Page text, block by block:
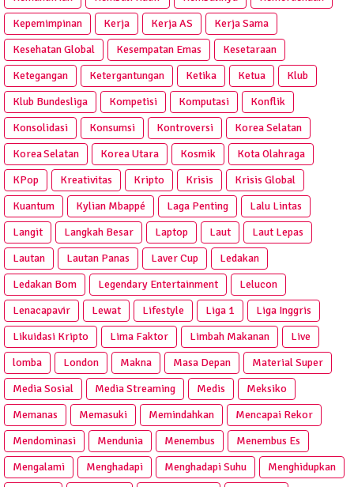
Kepemimpinan
Kerja Kerja AS
Kerja Sama
Kesehatan Global
Kesempatan Emas
Kesetaraan
Ketegangan
Ketergantungan Ketika Ketua
Klub
Klub Bundesliga
Kompetisi Komputasi
Konflik
Konsolidasi
Konsumsi Kontroversi
Korea Selatan
Korea Selatan
Korea Utara Kosmik
Kota Olahraga
KPop
Kreativitas Kripto Krisis
Krisis Global
Kuantum
Kylian Mbappé Laga Penting
Lalu Lintas
Langit
Langkah Besar Laptop Laut
Laut Lepas
Lautan
Lautan Panas Laver Cup
Ledakan
Ledakan Bom
Legendary Entertainment
Lelucon
Lenacapavir
Lewat Lifestyle Liga 1
Liga Inggris
Likuidasi Kripto
Lima Faktor Limbah Makanan
Live
lomba
London Makna Masa Depan
Material Super
Media Sosial
Media Streaming Medis
Meksiko
Memanas
Memasuki Memindahkan
Mencapai Rekor
Mendominasi
Mendunia Menembus
Menembus Es
Mengalami
Menghadapi Menghadapi Suhu
Menghidupkan